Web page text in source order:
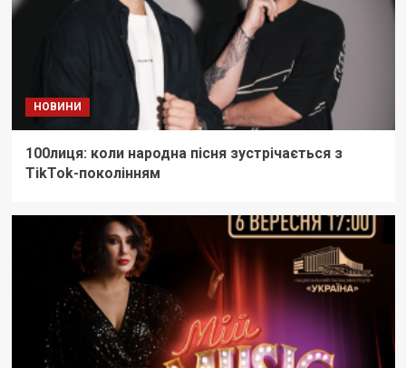
НОВИНИ
100лиця: коли народна пісня зустрічається з
TikTok-поколінням